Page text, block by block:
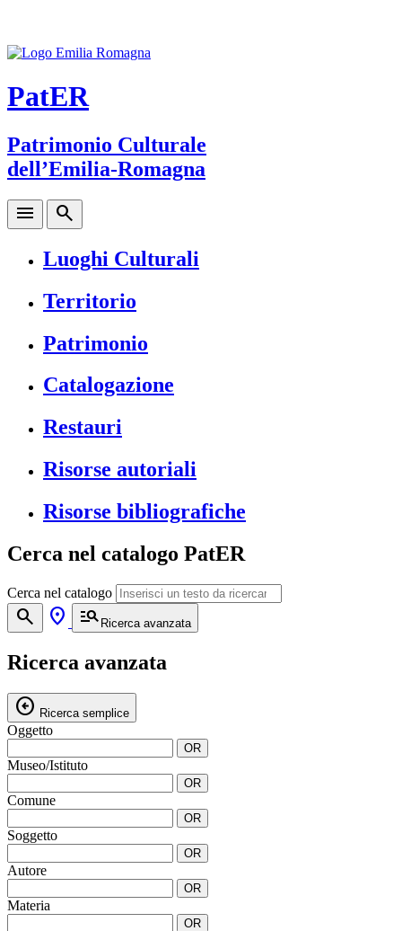
PatER
Patrimonio Culturale
dell’Emilia-Romagna
menu search
Luoghi Culturali
Territorio
Patrimonio
Catalogazione
Restauri
Risorse autoriali
Risorse bibliografiche
Cerca nel catalogo PatER
Cerca nel catalogo
search location_on manage_search Ricerca avanzata
Ricerca avanzata
arrow_circle_left Ricerca semplice
Oggetto
OR
Museo/Istituto
OR
Comune
OR
Soggetto
OR
Autore
OR
Materia
OR